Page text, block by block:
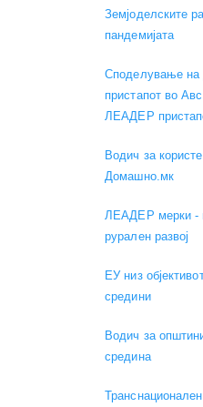
Земјоделските
пандемијата
Споделување
пристапот во
ЛЕАДЕР
Водич за
Домашно.мк
ЛЕАДЕР мерки -
рурален развој
ЕУ низ
средини
Водич за
средина